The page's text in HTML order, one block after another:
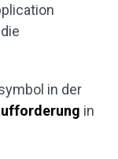
in der
in